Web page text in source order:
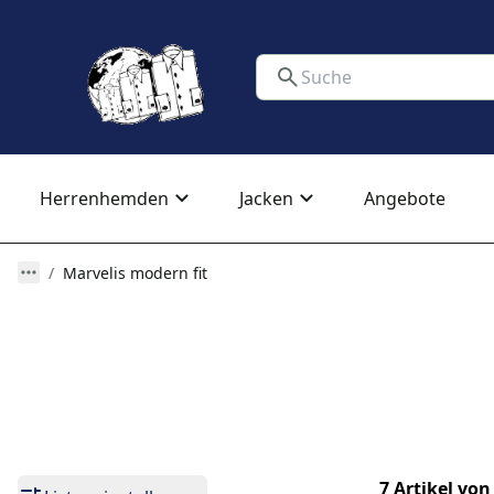
Herrenhemden Jacken Angebote
Marvelis modern fit
7 Artikel